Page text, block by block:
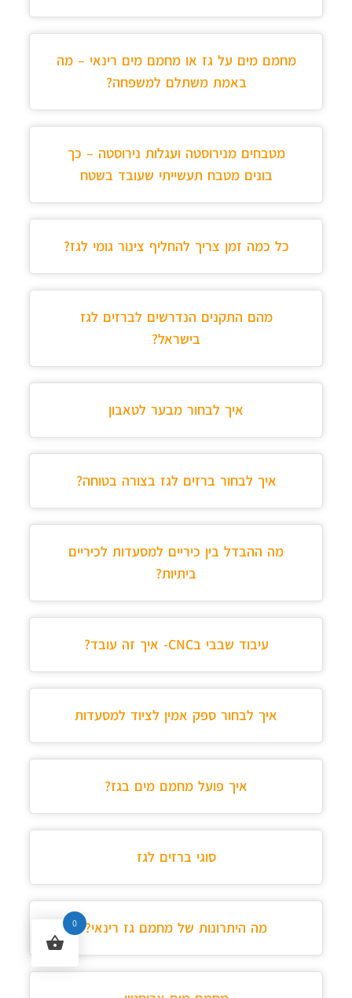
מחמם מים על גז או מחמם מים רינאי – מה
באמת משתלם למשפחה?
מטבחים מנירוסטה ועגלות נירוסטה – כך
בונים מטבח תעשייתי שעובד בשטח
כל כמה זמן צריך להחליף צינור גומי לגז?
מהם התקנים הנדרשים לברזים לגז
בישראל?
איך לבחור מבער לטאבון
איך לבחור ברזים לגז בצורה בטוחה?
מה ההבדל בין כיריים למסעדות לכיריים
ביתיות?
עיבוד שבבי בCNC- איך זה עובד?
איך לבחור ספק אמין לציוד למסעדות
איך פועל מחמם מים בגז?
סוגי ברזים לגז
מה היתרונות של מחמם גז רינאי? 0